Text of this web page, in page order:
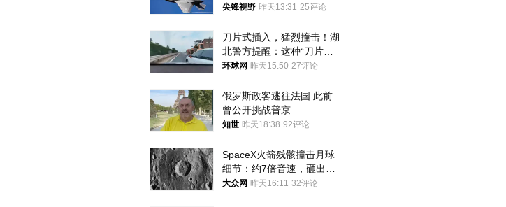
的技术被拿下
尖锋视野 昨天13:31 25评论
刀片式插入，猛烈撞击！湖
北警方提醒：这种“刀片超
车”，太危险了
环球网 昨天15:50 27评论
俄罗斯政客逃往法国 此前
曾公开挑战普京
知世 昨天18:38 92评论
SpaceX火箭残骸撞击月球
细节：约7倍音速，砸出直
径约30米撞击坑
大众网 昨天16:11 32评论